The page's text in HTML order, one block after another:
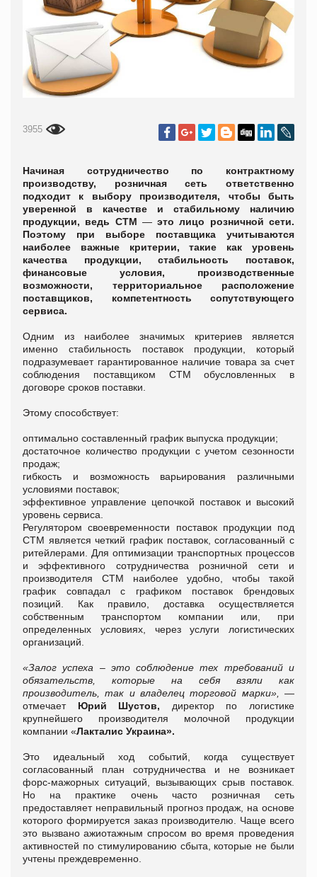
3955
Начиная сотрудничество по контрактному
производству, розничная сеть ответственно
подходит к выбору производителя, чтобы быть
уверенной в качестве и стабильному наличию
продукции, ведь СТМ —это лицо розничной сети.
Поэтому при выборе поставщика учитываются
наиболее важные критерии, такие как уровень
качества продукции, стабильность поставок,
финансовые условия, производственные
возможности, территориальное расположение
поставщиков, компетентность сопутствующего
сервиса.
Одним из наиболее значимых критериев является
именно стабильность поставок продукции, который
подразумевает гарантированное наличие товара за счет
соблюдения поставщиком СТМ обусловленных в
договоре сроков поставки.
Этому способствует:
оптимально составленный график выпуска продукции;
достаточное количество продукции с учетом сезонности
продаж;
гибкость и возможность варьирования различными
условиями поставок;
эффективное управление цепочкой поставок и высокий
уровень сервиса.
Регулятором своевременности поставок продукции под
СТМ является четкий график поставок, согласованный с
ритейлерами. Для оптимизации транспортных процессов
и эффективного сотрудничества розничной сети и
производителя СТМ наиболее удобно, чтобы такой
график совпадал с графиком поставок брендовых
позиций. Как правило, доставка осуществляется
собственным транспортом компании или, при
определенных условиях, через услуги логистических
организаций.
«Залог успеха – это соблюдение тех требований и
обязательств, которые на себя взяли как
производитель, так и владелец торговой марки», —
отмечает Юрий Шустов, директор по логистике
крупнейшего производителя молочной продукции
компании «Лакталис Украина».
Это идеальный ход событий, когда существует
согласованный план сотрудничества и не возникает
форс-мажорных ситуаций, вызывающих срыв поставок.
Но на практике очень часто розничная сеть
предоставляет неправильный прогноз продаж, на основе
которого формируется заказ производителю. Чаще всего
это вызвано ажиотажным спросом во время проведения
активностей по стимулированию сбыта, которые не были
учтены преждевременно.